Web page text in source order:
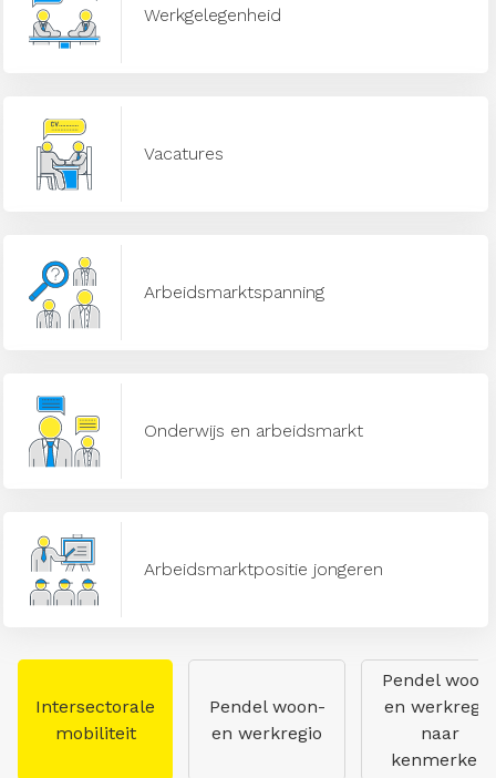
Werkgelegenheid
Vacatures
Arbeidsmarktspanning
Onderwijs en arbeidsmarkt
Arbeidsmarktpositie jongeren
Intersectorale
mobiliteit
Pendel woon-
en werkregio
Pendel
en werkregio
naar
kenmerken